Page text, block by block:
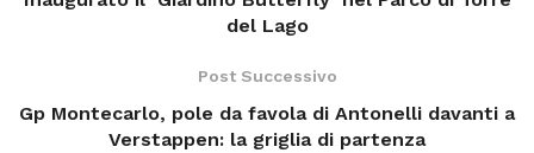
del Lago
Post Successivo
Gp Montecarlo, pole da favola di Antonelli davanti a
Verstappen: la griglia di partenza